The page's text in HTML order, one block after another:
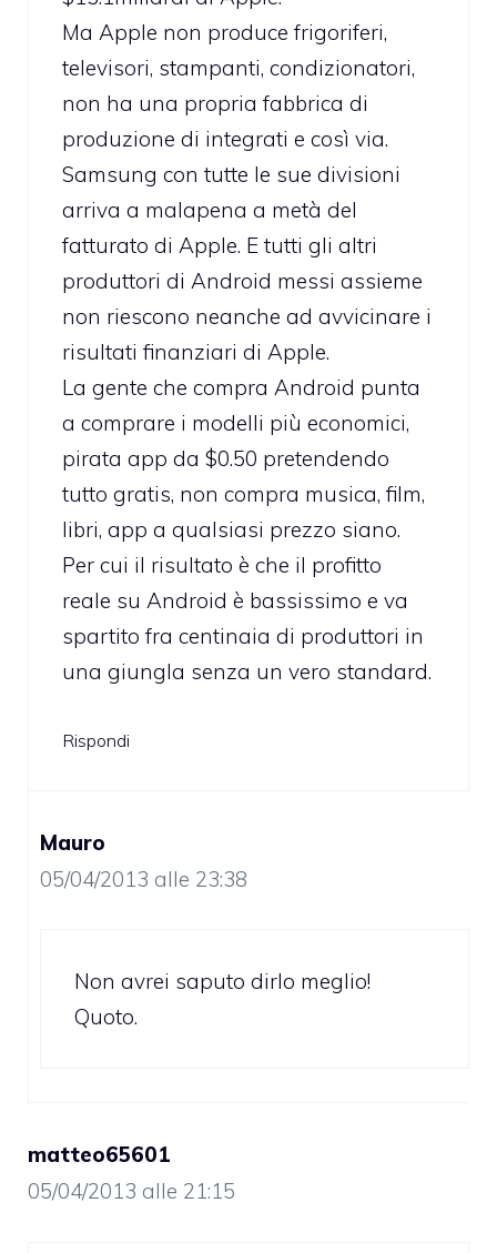
Ma Apple non produce frigoriferi,
televisori, stampanti, condizionatori,
non ha una propria fabbrica di
produzione di integrati e così via.
Samsung con tutte le sue divisioni
arriva a malapena a metà del
fatturato di Apple. E tutti gli altri
produttori di Android messi assieme
non riescono neanche ad avvicinare i
risultati finanziari di Apple.
La gente che compra Android punta
a comprare i modelli più economici,
pirata app da $0.50 pretendendo
tutto gratis, non compra musica, film,
libri, app a qualsiasi prezzo siano.
Per cui il risultato è che il profitto
reale su Android è bassissimo e va
spartito fra centinaia di produttori in
una giungla senza un vero standard.
Rispondi
Mauro
05/04/2013 alle 23:38
Non avrei saputo dirlo meglio!
Quoto.
matteo65601
05/04/2013 alle 21:15